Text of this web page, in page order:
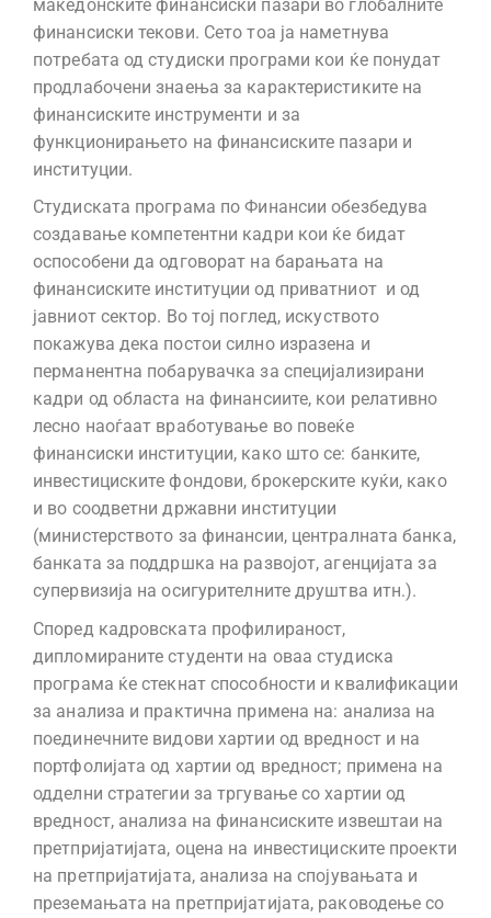
македонските финансиски пазари во глобалните
финансиски текови. Сето тоа ја наметнува
потребата од студиски програми кои ќе понудат
продлабочени знаења за карактеристиките на
финансиските инструменти и за
функционирањето на финансиските пазари и
институции.
Студиската програма по Финансии обезбедува
создавање компетентни кадри кои ќе бидат
оспособени да одговорат на барањата на
финансиските институции од приватниот и од
јавниот сектор. Во тој поглед, искуството
покажува дека постои силно изразена и
перманентна побарувачка за специјализирани
кадри од областа на финансиите, кои релативно
лесно наоѓаат вработување во повеќе
финансиски институции, како што се: банките,
инвестициските фондови, брокерските куќи, како
и во соодветни државни институции
(министерството за финансии, централната банка,
банката за поддршка на развојот, агенцијата за
супервизија на осигурителните друштва итн.).
Според кадровската профилираност,
дипломираните студенти на оваа студиска
програма ќе стекнат способности и квалификации
за анализа и практична примена на: анализа на
поединечните видови хартии од вредност и на
портфолијата од хартии од вредност; примена на
одделни стратегии за тргување со хартии од
вредност, анализа на финансиските извештаи на
претпријатијата, оцена на инвестициските проекти
на претпријатијата, анализа на спојувањата и
преземањата на претпријатијата, раководење со